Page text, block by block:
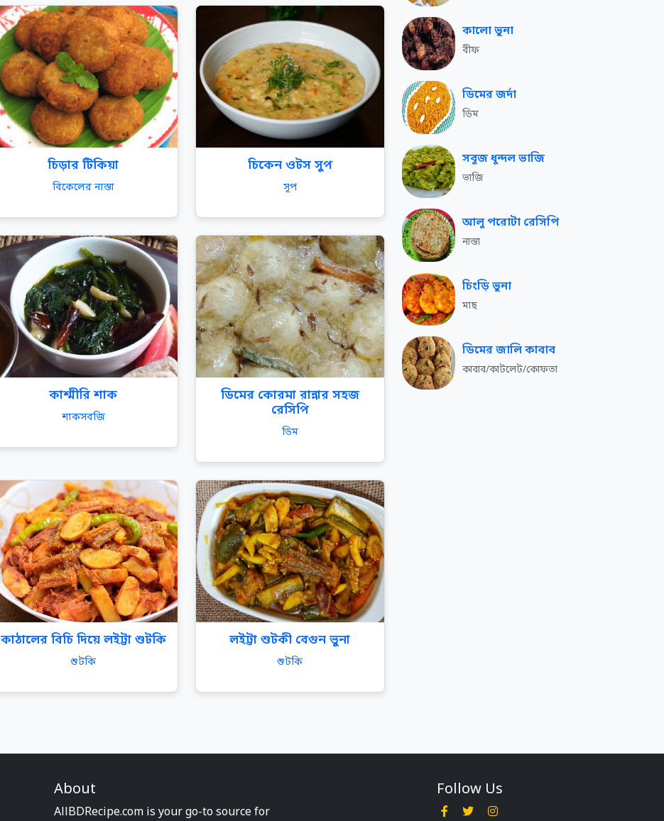
চিড়ার টিকিয়া
বিকেলের নাস্তা
চিকেন ওটস সুপ
সূপ
কাশ্মীরি শাক
শাকসবজি
ডিমের কোরমা রান্নার সহজ
রেসিপি
ডিম
কাঠালের বিচি দিয়ে লইট্টা শুটকি
শুটকি
লইট্টা শুটকী বেগুন ভুনা
শুটকি
কালো ভুনা
বীফ
ডিমের জর্দা
ডিম
সবুজ ধুন্দল ভাজি
ভাজি
আলু পরোটা রেসিপি
নাস্তা
চিংড়ি ভুনা
মাছ
ডিমের জালি কাবাব
কাবাব/কাটলেট/কোফতা
About
AllBDRecipe.com is your go-to source for
Follow Us